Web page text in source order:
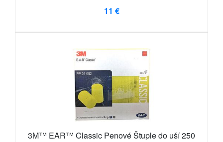
11 €
3M™ EAR™ Classic Penové Štuple do uší 250